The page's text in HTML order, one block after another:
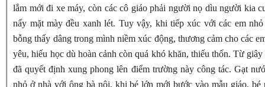
lắm mới đi xe máy, còn các cô giáo phải người nọ dìu người kia
nấy mặt mày đều xanh lét. Tuy vậy, khi tiếp xúc với các em
bỗng thấy dâng trong mình niềm xúc động, thương cảm cho các
yêu, hiếu học dù hoàn cảnh còn quá khó khăn, thiếu thốn. Từ
đã quyết định xung phong lên điểm trường này công tác. Gạt
nhỏ ở nhà với ông bà nội, khi bé lớn mới bước vào mẫu giáo,